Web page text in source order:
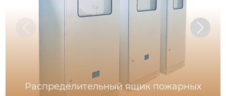
Распределительный ящик пожарных